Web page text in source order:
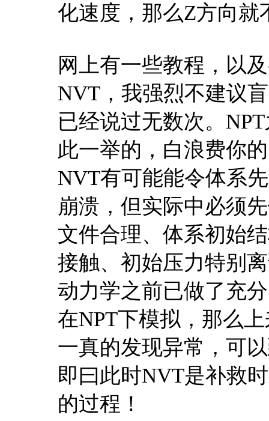
化速度，那么Z方向就
网上有一些教程，以
NVT，我强烈不建议
已经说过无数次。
此一举的，白浪费你
NVT有可能能令体系
崩溃，但实际中必须
文件合理、体系初始
接触、初始压力特别
动力学之前已做了充
在NPT下模拟，那么
一真的发现异常，可
即曰此时NVT是补救
的过程！